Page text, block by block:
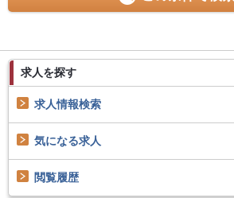
求人を探す
求人情報検索
気になる求人
閲覧履歴